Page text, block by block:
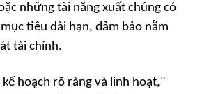
những tài năng xuất chúng có
tiêu dài hạn, đảm bảo nằm
tài chính.
hoạch rõ ràng và linh hoạt,"